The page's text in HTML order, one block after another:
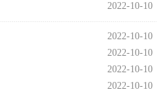
2022-10-10
2022-10-10
2022-10-10
2022-10-10
2022-10-10